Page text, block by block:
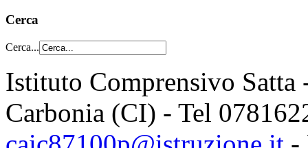
Cerca
Cerca...
Istituto Comprensivo
Carbonia (CI) - Tel